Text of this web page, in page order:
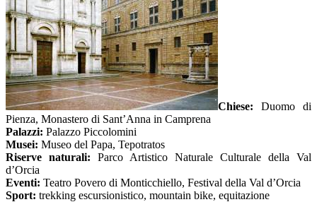
Chiese: Duomo di
Pienza, Monastero di Sant’Anna in Camprena
Palazzi: Palazzo Piccolomini
Musei: Museo del Papa, Tepotratos
Riserve naturali: Parco Artistico Naturale Culturale della Val
d’Orcia
Eventi: Teatro Povero di Monticchiello, Festival della Val d’Orcia
Sport: trekking escursionistico, mountain bike, equitazione